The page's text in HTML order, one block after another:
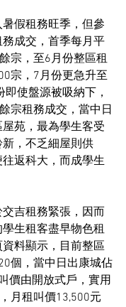
假租務旺季，但參
成交，首季每月平
宗，至6月份整區租
宗，7月份更急升至
使盤源被吸納下，
宗租務成交，當中日
苑，最為學生客受
，不乏細屋則供
返科大，而成學生
吉租務緊張，因而
生租客盡早物色租
料顯示，目前整區
個，當中日出康城佔
價由開放式戶，實用
月租叫價13,500元